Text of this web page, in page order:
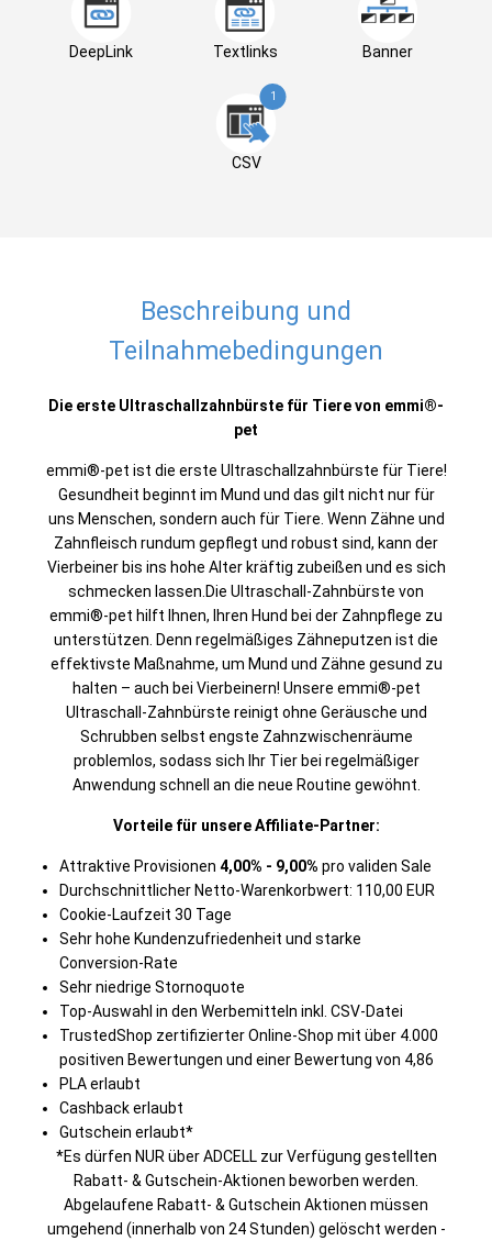
DeepLink Textlinks Banner
1
CSV
Beschreibung und
Teilnahmebedingungen
Die erste Ultraschallzahnbürste für Tiere von emmi®-
pet
emmi®-pet ist die erste Ultraschallzahnbürste für Tiere!
Gesundheit beginnt im Mund und das gilt nicht nur für
uns Menschen, sondern auch für Tiere. Wenn Zähne und
Zahnfleisch rundum gepflegt und robust sind, kann der
Vierbeiner bis ins hohe Alter kräftig zubeißen und es sich
schmecken lassen.Die Ultraschall-Zahnbürste von
emmi®-pet hilft Ihnen, Ihren Hund bei der Zahnpflege zu
unterstützen. Denn regelmäßiges Zähneputzen ist die
effektivste Maßnahme, um Mund und Zähne gesund zu
halten – auch bei Vierbeinern! Unsere emmi®-pet
Ultraschall-Zahnbürste reinigt ohne Geräusche und
Schrubben selbst engste Zahnzwischenräume
problemlos, sodass sich Ihr Tier bei regelmäßiger
Anwendung schnell an die neue Routine gewöhnt.
Vorteile für unsere Affiliate-Partner:
Attraktive Provisionen 4,00% - 9,00% pro validen Sale
Durchschnittlicher Netto-Warenkorbwert: 110,00 EUR
Cookie-Laufzeit 30 Tage
Sehr hohe Kundenzufriedenheit und starke
Conversion-Rate
Sehr niedrige Stornoquote
Top-Auswahl in den Werbemitteln inkl. CSV-Datei
TrustedShop zertifizierter Online-Shop mit über 4.000
positiven Bewertungen und einer Bewertung von 4,86
PLA erlaubt
Cashback erlaubt
Gutschein erlaubt*
*Es dürfen NUR über ADCELL zur Verfügung gestellten
Rabatt- & Gutschein-Aktionen beworben werden.
Abgelaufene Rabatt- & Gutschein Aktionen müssen
umgehend (innerhalb von 24 Stunden) gelöscht werden -